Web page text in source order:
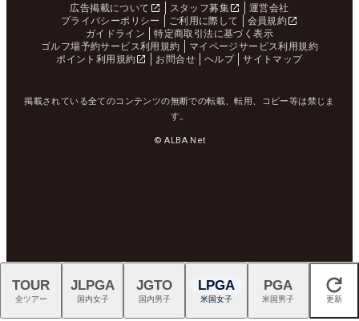
広告掲載について スタッフ募集
運営会社
プライバシーポリシー
ご利用に際して
会員規約
ガイドライン
特定商取引法に基づく表示
ゴルフ場予約サービス利用規約
マイページサービス利用規約
ポイント利用規約
お問合せ ヘルプ サイトマップ
掲載されている全てのコンテンツの無断での転載、転用、コピー等は禁じま
す。
© ALBA Net
閉じる
TOUR
全ツアー
JLPGA
国内女子
JGTO
国内男子
LPGA
米国女子
PGA
米国男子 更新